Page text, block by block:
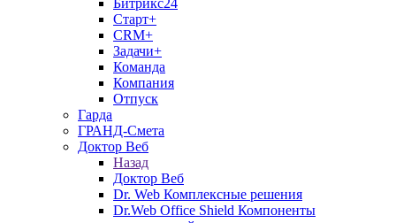
Битрикс24
Старт+
CRM+
Задачи+
Команда
Компания
Отпуск
Гарда
ГРАНД-Смета
Доктор Веб
Назад
Доктор Веб
Dr. Web Комплексные решения
Dr.Web Office Shield Компоненты